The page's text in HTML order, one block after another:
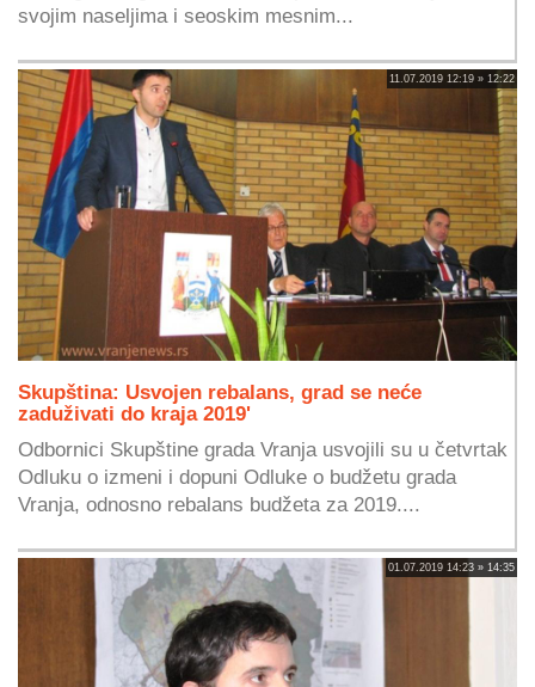
svojim naseljima i seoskim mesnim...
11.07.2019 12:19 » 12:22
Skupština: Usvojen rebalans, grad se neće
zaduživati do kraja 2019'
Odbornici Skupštine grada Vranja usvojili su u četvrtak
Odluku o izmeni i dopuni Odluke o budžetu grada
Vranja, odnosno rebalans budžeta za 2019....
01.07.2019 14:23 » 14:35